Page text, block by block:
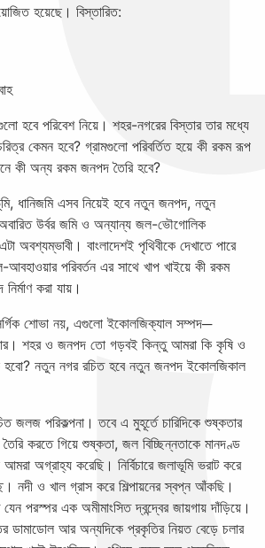
হয়েছে। বিস্তারিত:
হবে পরিবেশ নিয়ে। শহর-নগরের বিস্তার তার মধ্যে
কেমন হবে? গ্রামগুলো পরিবর্তিত হয়ে কী রকম রূপ
কী অন্য রকম জনপদ তৈরি হবে?
ধানিজমি এসব নিয়েই হবে নতুন জনপদ, নতুন
অবারিত উর্বর জমি ও অন্যান্য জল-ভৌগোলিক
অবশ্যম্ভাবী। বাংলাদেশই পৃথিবীকে দেখাতে পারে
পরিবর্তন এর সাথে খাপ খাইয়ে কী রকম
করা যায়।
শোভা নয়, এগুলো ইকোলজিক্যাল সম্পদ─
শহর ও জনপদ তো গড়বই কিন্তু আমরা কি কৃষি ও
হবো? নতুন নগর রচিত হবে নতুন জনপদ ইকোলজিকাল
জলজ পরিকল্পনা। তবে এ মুহূর্তে চারিদিকে শুষ্কতার
করতে গিয়ে শুষ্কতা, জল বিচ্ছিন্নতাকে মানদণ্ড
অগ্রাহ্য করেছি। নির্বিচারে জলাভূমি ভরাট করে
নদী ও খাল গ্রাস করে শিল্পায়নের স্বপ্ন আঁকছি।
পরস্পর এক অমীমাংসিত দ্বন্দ্বের জায়গায় দাঁড়িয়ে।
ডামাডোল আর অন্যদিকে প্রকৃতির নিয়ত বেড়ে চলার